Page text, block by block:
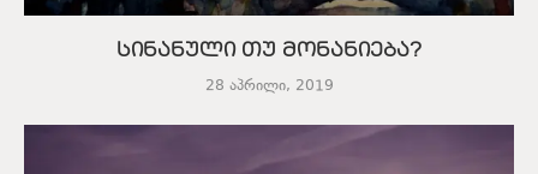
სინანული თუ მონანიება?
28 აპრილი, 2019